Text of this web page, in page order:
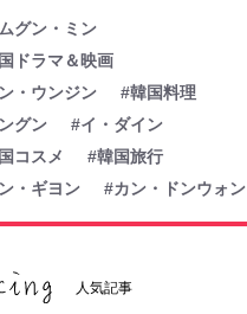
グン・ミン
ドラマ＆映画
・ウンジン
#韓国料理
グン
#イ・ダイン
コスメ
#韓国旅行
・ギヨン
#カン・ドンウォン
人気記事